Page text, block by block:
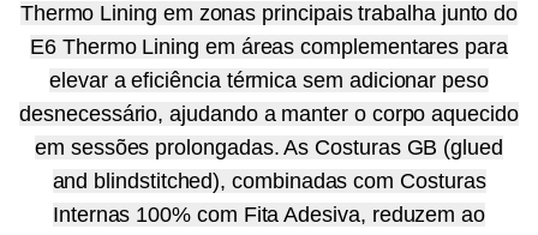
Thermo Lining em zonas principais trabalha junto do
E6 Thermo Lining em áreas complementares para
elevar a eficiência térmica sem adicionar peso
desnecessário, ajudando a manter o corpo aquecido
em sessões prolongadas. As Costuras GB (glued
and blindstitched), combinadas com Costuras
Internas 100% com Fita Adesiva, reduzem ao